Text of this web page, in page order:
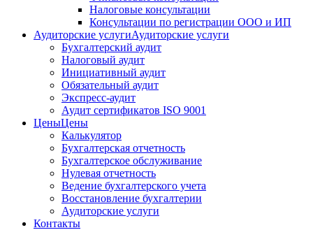
Налоговые консультации
Консультации по регистрации ООО и ИП
Аудиторские услугиАудиторские услуги
Бухгалтерский аудит
Налоговый аудит
Инициативный аудит
Обязательный аудит
Экспресс-аудит
Аудит сертификатов ISO 9001
ЦеныЦены
Калькулятор
Бухгалтерская отчетность
Бухгалтерское обслуживание
Нулевая отчетность
Ведение бухгалтерского учета
Восстановление бухгалтерии
Аудиторские услуги
Контакты